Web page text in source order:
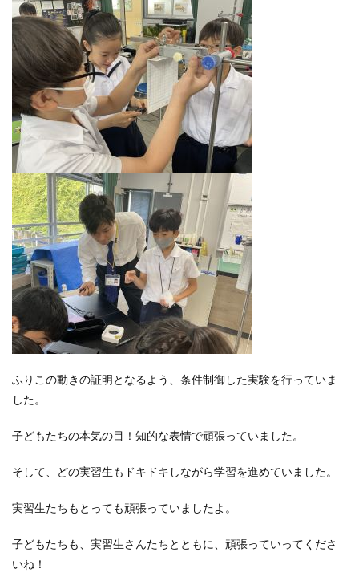
ふりこの動きの証明となるよう、条件制御した実験を行っていま
した。
子どもたちの本気の目！知的な表情で頑張っていました。
そして、どの実習生もドキドキしながら学習を進めていました。
実習生たちもとっても頑張っていましたよ。
子どもたちも、実習生さんたちとともに、頑張っていってくださ
いね！